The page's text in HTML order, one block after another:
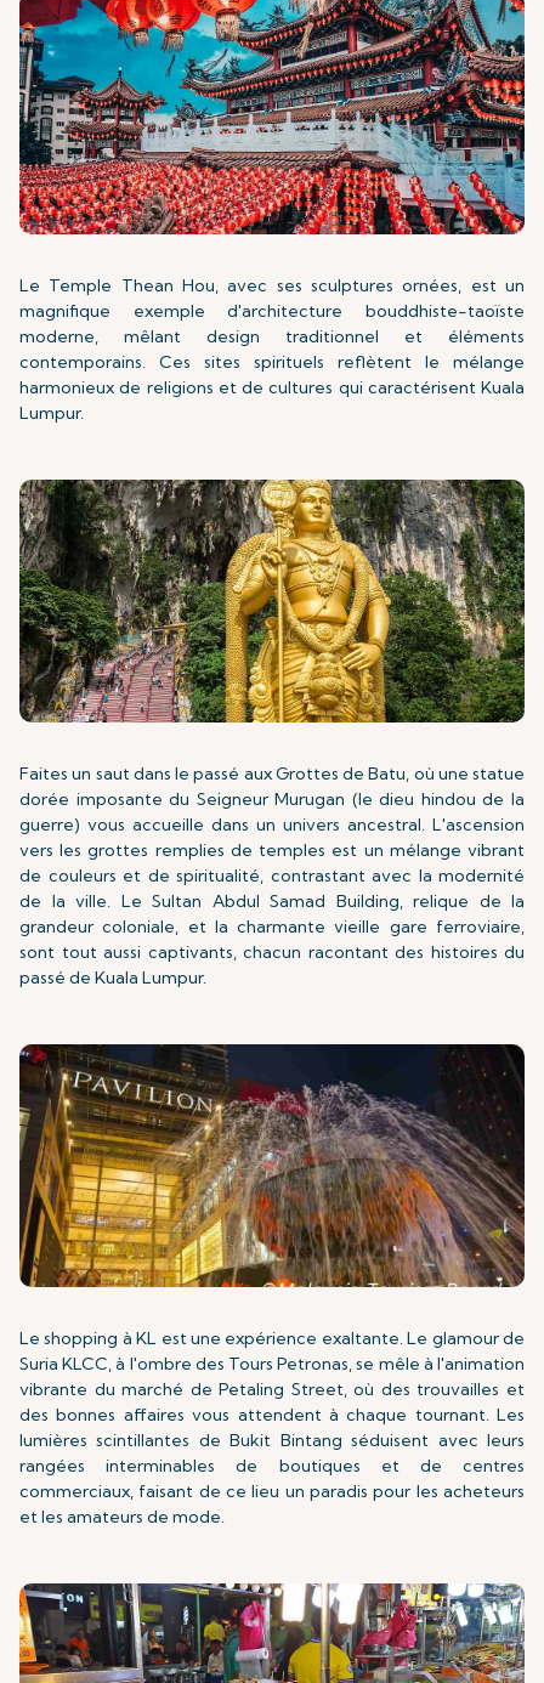
Le Temple Thean Hou, avec ses sculptures ornées, est un
magnifique exemple d'architecture bouddhiste-taoïste
moderne, mêlant design traditionnel et éléments
contemporains. Ces sites spirituels reflètent le mélange
harmonieux de religions et de cultures qui caractérisent Kuala
Lumpur.
Faites un saut dans le passé aux Grottes de Batu, où une statue
dorée imposante du Seigneur Murugan (le dieu hindou de la
guerre) vous accueille dans un univers ancestral. L'ascension
vers les grottes remplies de temples est un mélange vibrant
de couleurs et de spiritualité, contrastant avec la modernité
de la ville. Le Sultan Abdul Samad Building, relique de la
grandeur coloniale, et la charmante vieille gare ferroviaire,
sont tout aussi captivants, chacun racontant des histoires du
passé de Kuala Lumpur.
Le shopping à KL est une expérience exaltante. Le glamour de
Suria KLCC, à l'ombre des Tours Petronas, se mêle à l'animation
vibrante du marché de Petaling Street, où des trouvailles et
des bonnes affaires vous attendent à chaque tournant. Les
lumières scintillantes de Bukit Bintang séduisent avec leurs
rangées interminables de boutiques et de centres
commerciaux, faisant de ce lieu un paradis pour les acheteurs
et les amateurs de mode.